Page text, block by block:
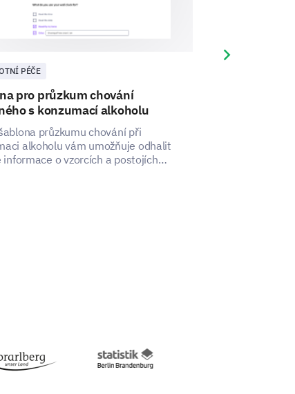
symptoms lately, such as
PÉČE
pro průzkum chování
s konzumací alkoholu
průzkumu chování při
alkoholu vám umožňuje odhalit
informace o vzorcích a postojích
Next slide